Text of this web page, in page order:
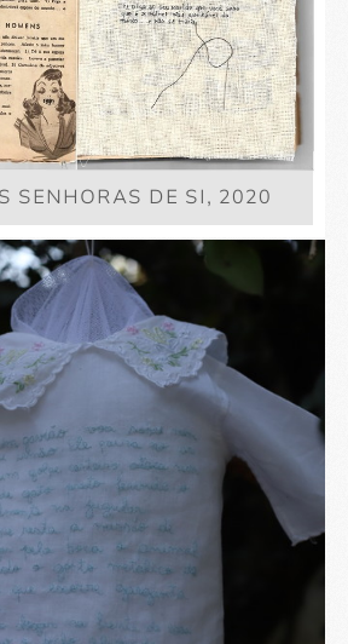
SENHORAS DE SI, 2020